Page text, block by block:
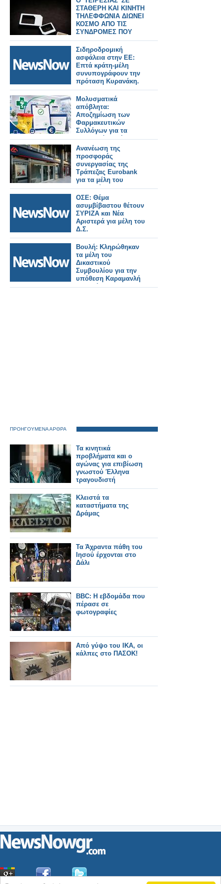
ΣΤΑΘΕΡΗ ΚΑΙ ΚΙΝΗΤΗ
ΤΗΛΕΦΦΩΝΙΑ ΔΙΩΝΕΙ
ΚΟΣΜΟ ΑΠΟ ΤΙΣ
ΣΥΝΔΡΟΜΕΣ ΠΟΥ
ΕΙΝΑΙ...ΠΑΝΑΚΡΙΒΕΣ
Σιδηροδρομική
ασφάλεια στην ΕΕ:
Επτά κράτη-μέλη
συνυπογράφουν την
πρόταση Κυρανάκη.
Μολυσματικά
απόβλητα:
Aποζημίωση των
Φαρμακευτικών
Συλλόγων για τα
φαρμακεία – μέλη
τους
Ανανέωση της
προσφοράς
συνεργασίας της
Τράπεζας Eurobank
για τα μέλη του
Πανελλήνιου
Φαρμακευτικού
Συλλόγου για το έτος
2026
ΟΣΕ: Θέμα
ασυμβίβαστου θέτουν
ΣΥΡΙΖΑ και Νέα
Αριστερά για μέλη του
Δ.Σ.
Βουλή: Κληρώθηκαν
τα μέλη του
Δικαστικού
Συμβουλίου για την
υπόθεση Καραμανλή
σχετικά με την
ΠΡΟΗΓΟΥΜΕΝΑ ΑΡΘΡΑ
Τα κινητικά
προβλήματα και ο
αγώνας για επιβίωση
γνωστού Έλληνα
τραγουδιστή
Κλειστά τα
καταστήματα της
Δράμας
Τα Άχραντα πάθη του
Ιησού έρχονται στο
Δάλι
BBC: Η εβδομάδα που
πέρασε σε
φωτογραφίες
Από γύψο του ΙΚΑ, οι
κάλπες στο ΠΑΣΟΚ!